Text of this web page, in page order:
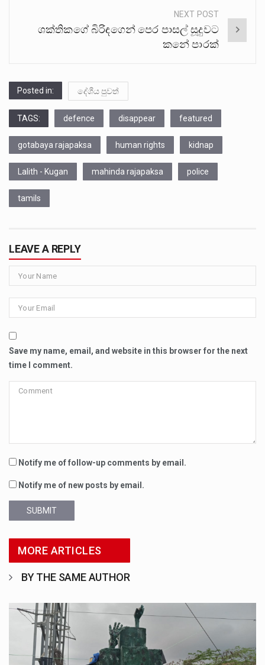
NEXT POST
ශක්තිකගේ බිරිඳගෙන් පෙර පාසල් සූදුවට
කනේ පාරක්
Posted in: දේශීය පුවත්
TAGS: defence disappear featured
gotabaya rajapaksa human rights kidnap
Lalith - Kugan mahinda rajapaksa police
tamils
LEAVE A REPLY
Save my name, email, and website in this browser for the next
time I comment.
Notify me of follow-up comments by email.
Notify me of new posts by email.
SUBMIT
MORE ARTICLES
BY THE SAME AUTHOR